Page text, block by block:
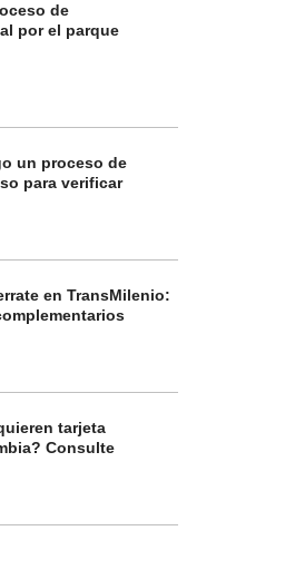
de
por el parque
un proceso de
para verificar
en TransMilenio:
tarjeta
Consulte